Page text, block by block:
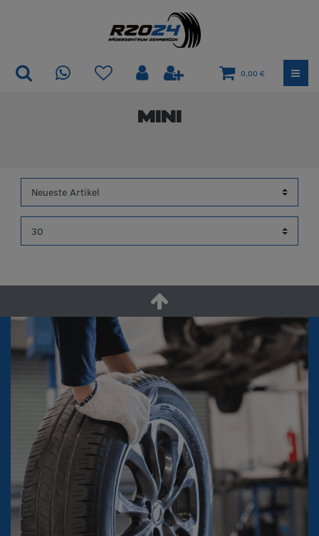
0,00 €
MINI